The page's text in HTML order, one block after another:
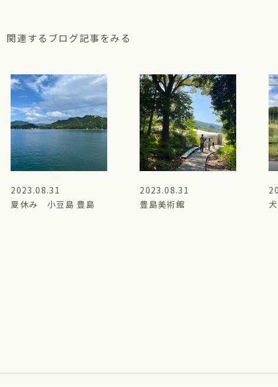
関連するブログ記事をみる
夏休み 小豆島 豊島
2023.08.31
豊島美術館
2023.08.31